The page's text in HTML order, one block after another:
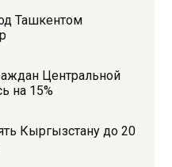
Ташкентом
Центральной
на 15%
Кыргызстану до 20